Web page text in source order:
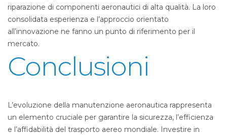
riparazione di componenti aeronautici di alta qualità. La loro
consolidata esperienza e l’approccio orientato
all’innovazione ne fanno un punto di riferimento per il
mercato.
Conclusioni
L’evoluzione della manutenzione aeronautica rappresenta
un elemento cruciale per garantire la sicurezza, l’efficienza
e l’affidabilità del trasporto aereo mondiale. Investire in